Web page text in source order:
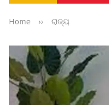
Home ›› ରାଜ୍ୟ